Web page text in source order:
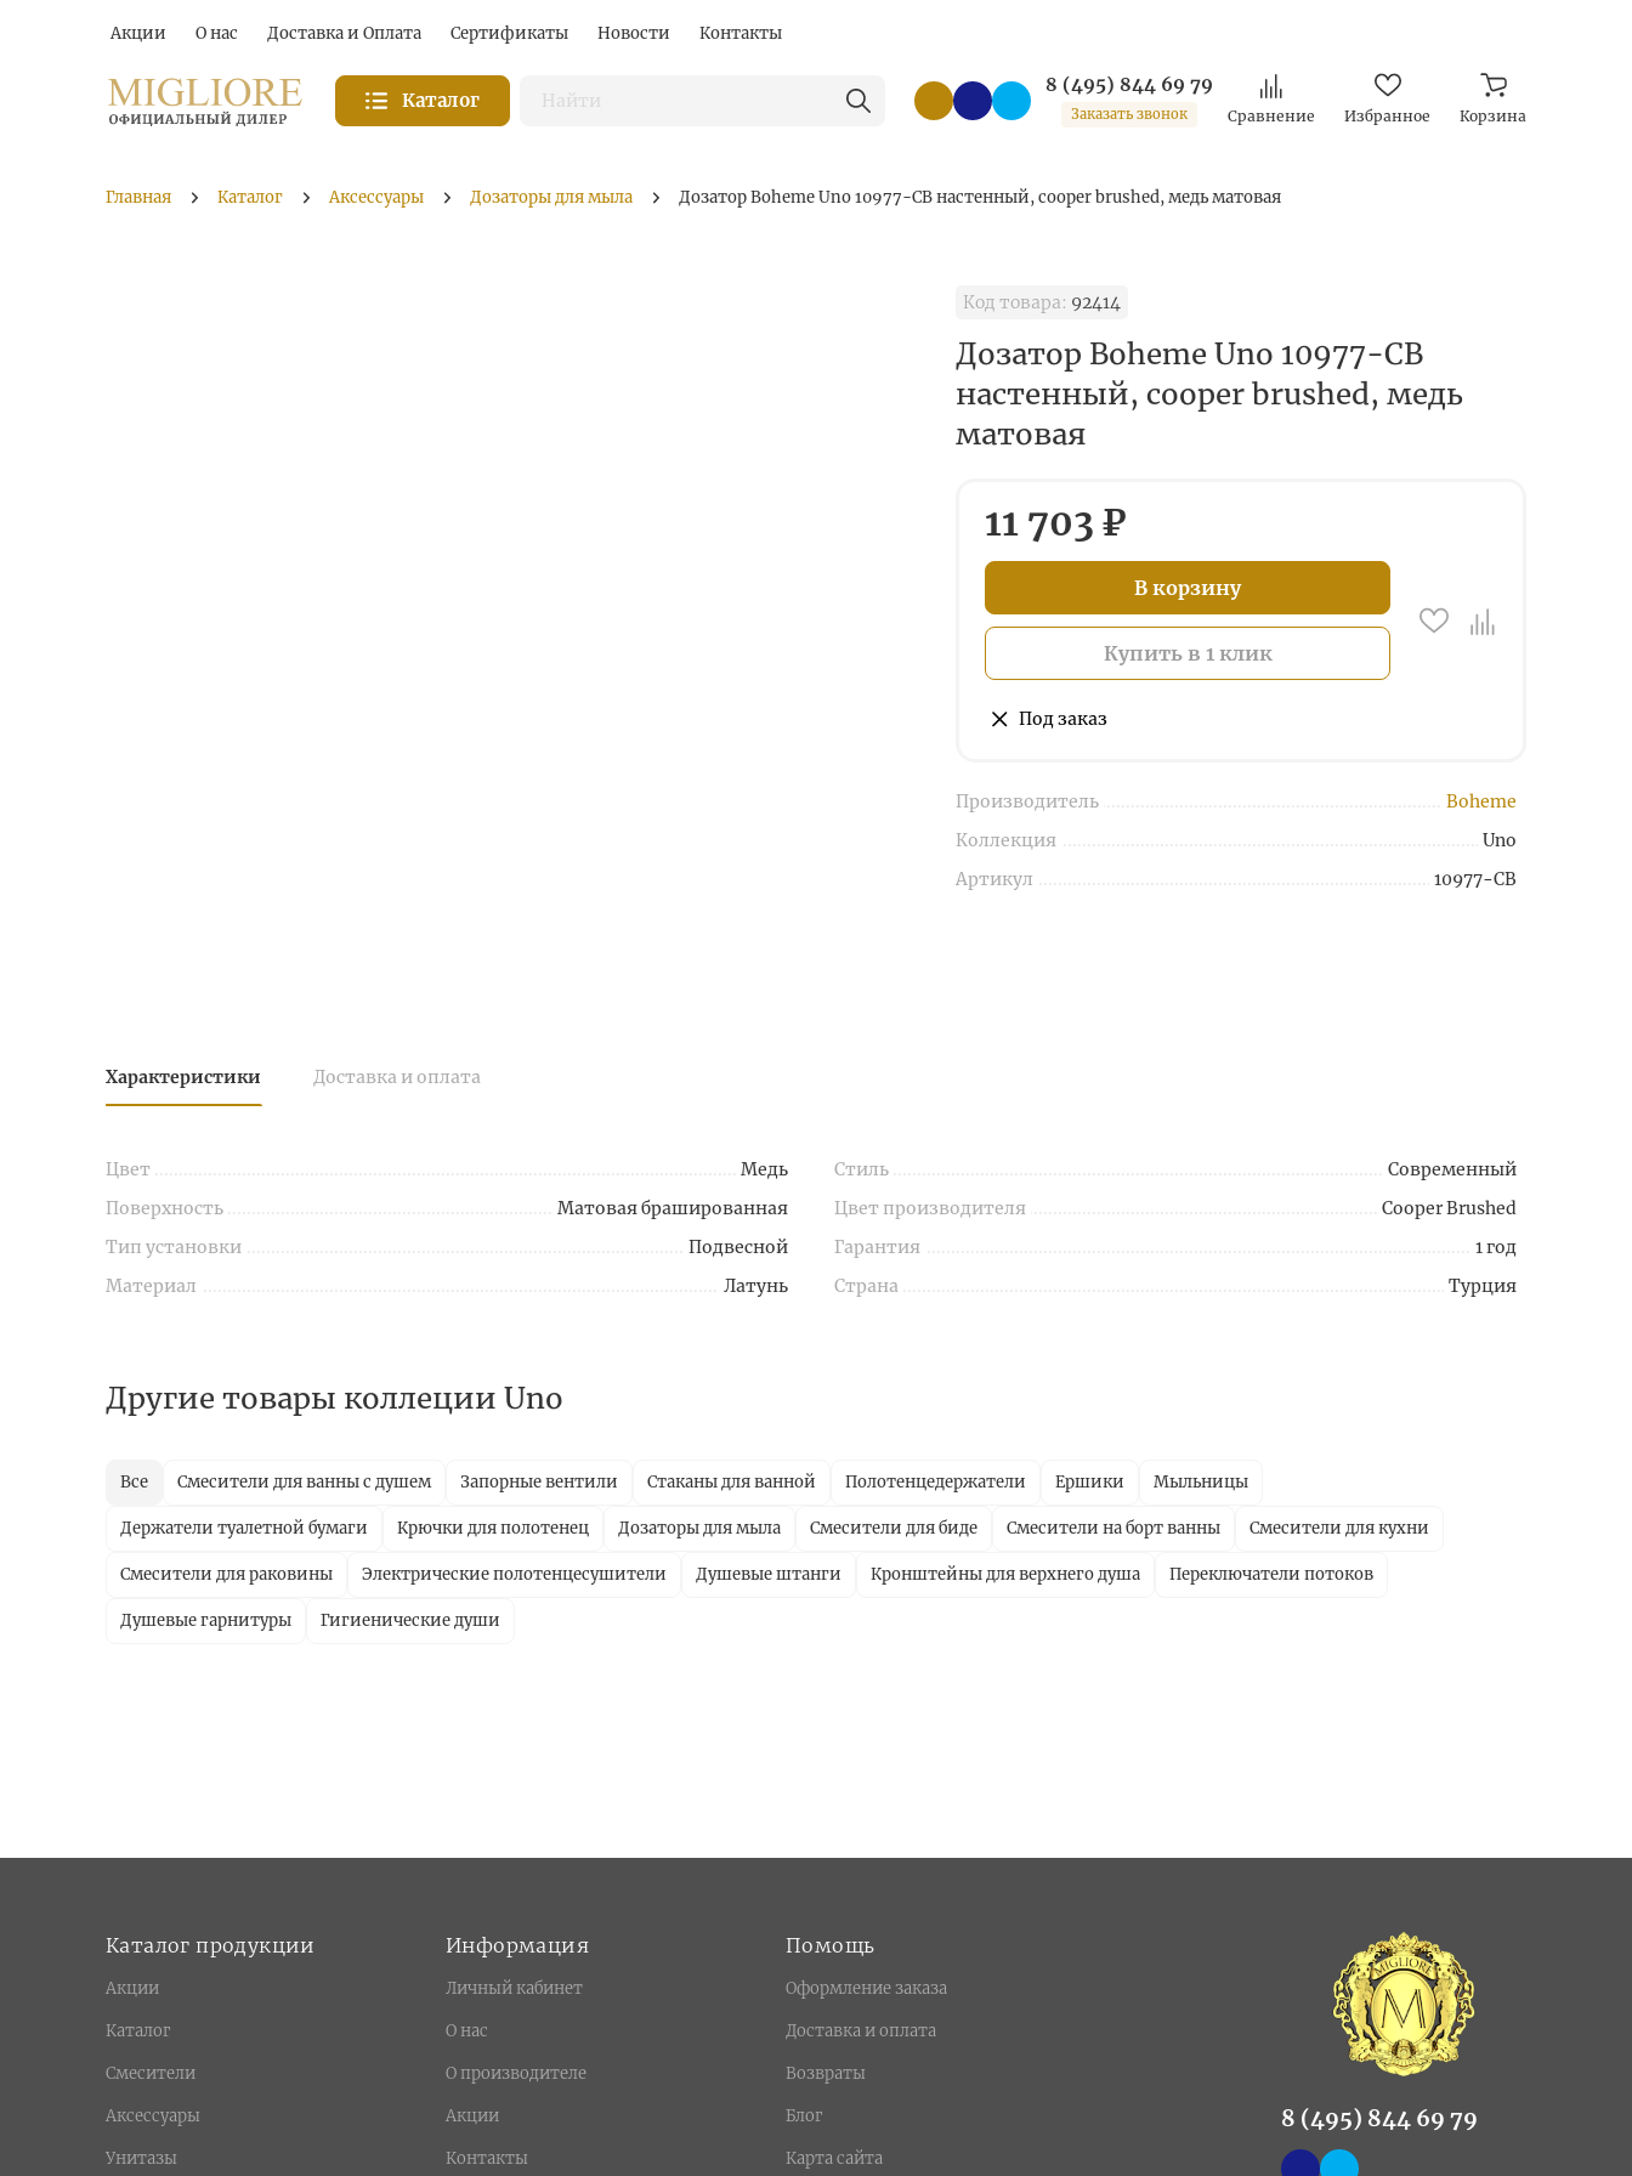
Акции О нас Доставка и Оплата Сертификаты Новости Контакты
Каталог
8 (495) 844 69 79
Заказать звонок Сравнение Избранное Корзина
Главная Каталог Аксессуары Дозаторы для мыла Дозатор Boheme Uno 10977-CB настенный, cooper brushed, медь матовая
Код товара: 92414
Дозатор Boheme Uno 10977-CB
настенный, cooper brushed, медь
матовая
11 703 ₽
В корзину
Купить в 1 клик
Под заказ
Производитель
Boheme
Коллекция
Uno
Артикул
10977-CB
Характеристики Доставка и оплата
Цвет
Медь
Поверхность
Матовая брашированная
Тип установки
Подвесной
Материал
Латунь
Стиль
Современный
Цвет производителя
Cooper Brushed
Гарантия
1 год
Страна
Турция
Другие товары коллеции Uno
Все Смесители для ванны с душем Запорные вентили Стаканы для ванной Полотенцедержатели Ершики Мыльницы
Держатели туалетной бумаги Крючки для полотенец Дозаторы для мыла Смесители для биде Смесители на борт ванны Смесители для кухни
Смесители для раковины Электрические полотенцесушители Душевые штанги Кронштейны для верхнего душа Переключатели потоков
Душевые гарнитуры Гигиенические души
Каталог продукции
Акции
Каталог
Смесители
Аксессуары
Унитазы
Информация
Личный кабинет
О нас
О производителе
Акции
Контакты
Помощь
Оформление заказа
Доставка и оплата
Возвраты
Блог
Карта сайта
8 (495) 844 69 79